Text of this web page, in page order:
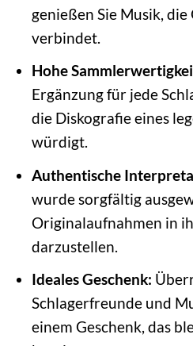
genießen Sie Musik,
verbindet.
Hohe
Ergänzung für jede
die Diskografie eines
würdigt.
Authentische
wurde sorgfältig
Originalaufnahmen in
darzustellen.
Ideales Geschenk:
Schlagerfreunde und
einem Geschenk, das